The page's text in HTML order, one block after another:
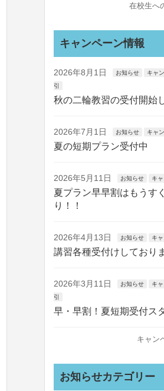
在校生へ
キャンペーン情報
2026年8月1日 お知らせ キャ
引
秋の二輪教習の受付開始
2026年7月1日 お知らせ キャ
夏の短期プラン受付中
2026年5月11日 お知らせ キ
夏プラン早早割はもうす
り！！
2026年4月13日 お知らせ キ
講習各種受付けしており
2026年3月11日 お知らせ キ
引
早・早割！夏短期受付ス
キャン
お知らせカテゴリー